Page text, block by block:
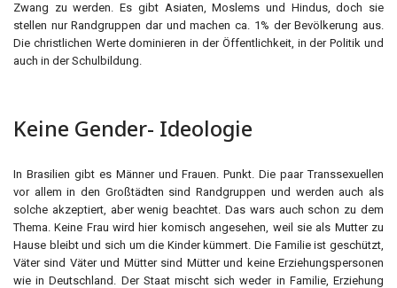
Zwang zu werden. Es gibt Asiaten, Moslems und Hindus, doch sie
stellen nur Randgruppen dar und machen ca. 1% der Bevölkerung aus.
Die christlichen Werte dominieren in der Öffentlichkeit, in der Politik und
auch in der Schulbildung.
Keine Gender- Ideologie
In Brasilien gibt es Männer und Frauen. Punkt. Die paar Transsexuellen
vor allem in den Großtädten sind Randgruppen und werden auch als
solche akzeptiert, aber wenig beachtet. Das wars auch schon zu dem
Thema. Keine Frau wird hier komisch angesehen, weil sie als Mutter zu
Hause bleibt und sich um die Kinder kümmert. Die Familie ist geschützt,
Väter sind Väter und Mütter sind Mütter und keine Erziehungspersonen
wie in Deutschland. Der Staat mischt sich weder in Familie, Erziehung